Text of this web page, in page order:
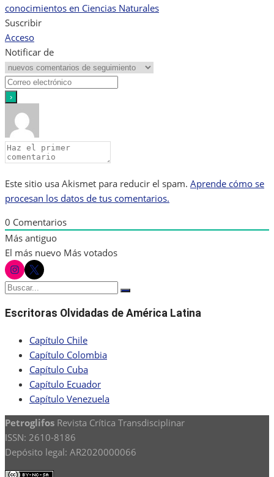
entradas
conocimientos en Ciencias Naturales
Suscribir
Acceso
Notificar de
Este sitio usa Akismet para reducir el spam. Aprende cómo se
procesan los datos de tus comentarios.
0 Comentarios
Más antiguo
El más nuevo Más votados
instagram
twitter
Buscar:
Buscar
Escritoras Olvidadas de América Latina
Capítulo Chile
Capítulo Colombia
Capítulo Cuba
Capítulo Ecuador
Capítulo Venezuela
Petroglifos Revista Crítica Transdisciplinar
ISSN: 2610-8186
Depósito legal: AR2020000066